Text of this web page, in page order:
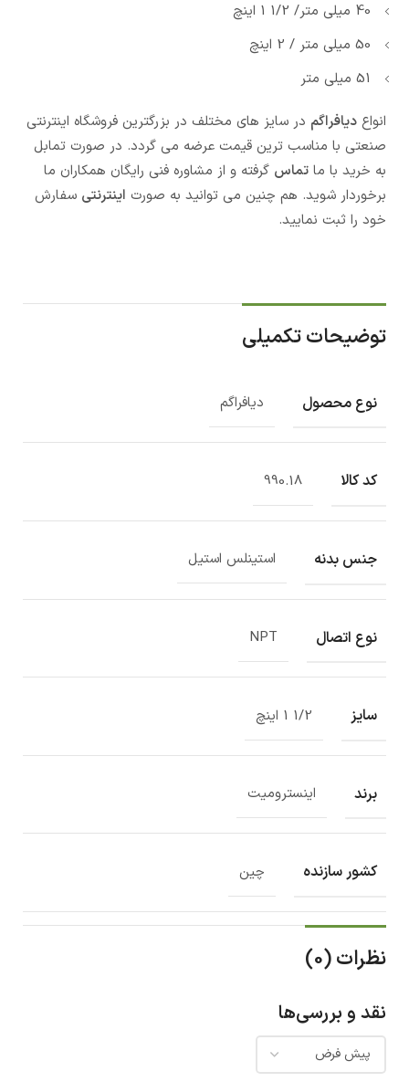
40 میلی متر/ 1/2 1 اینچ
50 میلی متر / 2 اینچ
51 میلی متر
انواع دیافراگم در سایز های مختلف در بزرگترین فروشگاه اینترنتی
صنعتی با مناسب ترین قیمت عرضه می گردد. در صورت تمابل
به خرید با ما تماس گرفته و از مشاوره فنی رایگان همکاران ما
برخوردار شوید. هم چنین می توانید به صورت اینترنتی سفارش
خود را ثبت نمایید.
توضیحات تکمیلی
نوع محصول دیافراگم
کد کالا 990.18
جنس بدنه استینلس استیل
نوع اتصال NPT
سایز 1/2 1 اینچ
برند اینسترومیت
کشور سازنده چین
نظرات (0)
نقد و بررسی‌ها